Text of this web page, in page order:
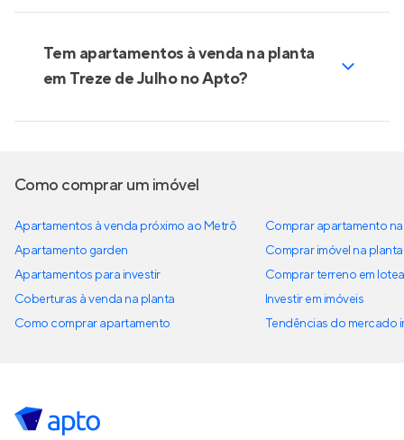
Tem apartamentos à venda na planta
em Treze de Julho no Apto?
Como comprar um imóvel
Apartamentos à venda próximo ao Metrô
Apartamento garden
Apartamentos para investir
Coberturas à venda na planta
Como comprar apartamento
Comprar apartamento
Comprar imóvel na planta
Comprar terreno em
Investir em imóveis
Tendências do mercado